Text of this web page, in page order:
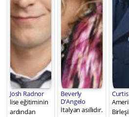
Josh Radnor
lise eğitiminin
ardından
Beverly
D’Angelo
İtalyan asıllıdır.